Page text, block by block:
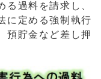
る過料を請求し、
に定める強制執⾏
預貯⾦など差し押